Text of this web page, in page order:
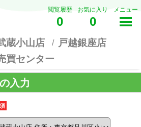
閲覧履歴
0
お気に入り
0
メニュー
蔵小山店
戸越銀座店
買センター
入力